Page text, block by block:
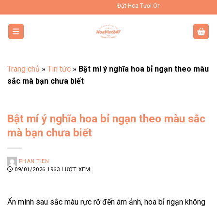
qua
dung
Đặt Hoa Tươi Online Uy Tín Toàn Quốc
Trang chủ » Tin tức » Bật mí ý nghĩa hoa bỉ ngạn theo màu
sắc mà bạn chưa biết
Bật mí ý nghĩa hoa bỉ ngạn theo màu sắc
mà bạn chưa biết
PHAN TIEN
09/01/20261963 LƯỢT XEM
Ẩn mình sau sắc màu rực rỡ đến ám ảnh, hoa bỉ ngạn không